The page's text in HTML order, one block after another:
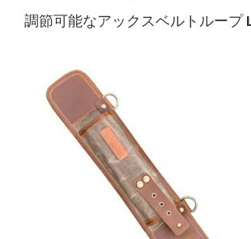
調節可能なアックスベルトループ